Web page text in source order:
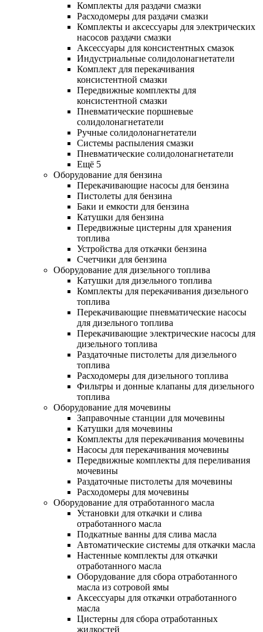
Комплекты для раздачи смазки
Расходомеры для раздачи смазки
Комплекты и аксессуары для электрических
насосов раздачи смазки
Аксессуары для консистентных смазок
Индустриальные солидолонагнетатели
Комплект для перекачивания
консистентной смазки
Передвижные комплекты для
консистентной смазки
Пневматические поршневые
солидолонагнетатели
Ручные солидолонагнетатели
Системы распыления смазки
Пневматические солидолонагнетатели
Ещё 5
Оборудование для бензина
Перекачивающие насосы для бензина
Пистолеты для бензина
Баки и емкости для бензина
Катушки для бензина
Передвижные цистерны для хранения
топлива
Устройства для откачки бензина
Счетчики для бензина
Оборудование для дизельного топлива
Катушки для дизельного топлива
Комплекты для перекачивания дизельного
топлива
Перекачивающие пневматические насосы
для дизельного топлива
Перекачивающие электрические насосы для
дизельного топлива
Раздаточные пистолеты для дизельного
топлива
Расходомеры для дизельного топлива
Фильтры и донные клапаны для дизельного
топлива
Оборудование для мочевины
Заправочные станции для мочевины
Катушки для мочевины
Комплекты для перекачивания мочевины
Насосы для перекачивания мочевины
Передвижные комплекты для переливания
мочевины
Раздаточные пистолеты для мочевины
Расходомеры для мочевины
Оборудование для отработанного масла
Установки для откачки и слива
отработанного масла
Подкатные ванны для слива масла
Автоматические системы для откачки масла
Настенные комплекты для откачки
отработанного масла
Оборудование для сбора отработанного
масла из сотровой ямы
Аксессуары для откачки отработанного
масла
Цистерны для сбора отработанных
жидкостей